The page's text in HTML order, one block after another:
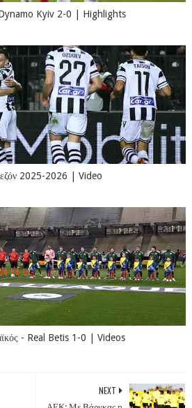
Kyiv 2-0 | Highlights
2025-2026 | Video
- Real Betis 1-0 | Videos
NEXT